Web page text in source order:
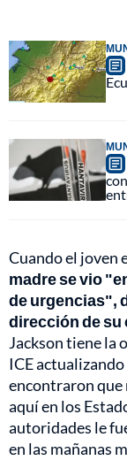
Cuando el joven
madre se vio
de urgencias",
dirección de su
Jackson tiene la
ICE
encontraron que
aquí en los
autoridades le
en las mañanas